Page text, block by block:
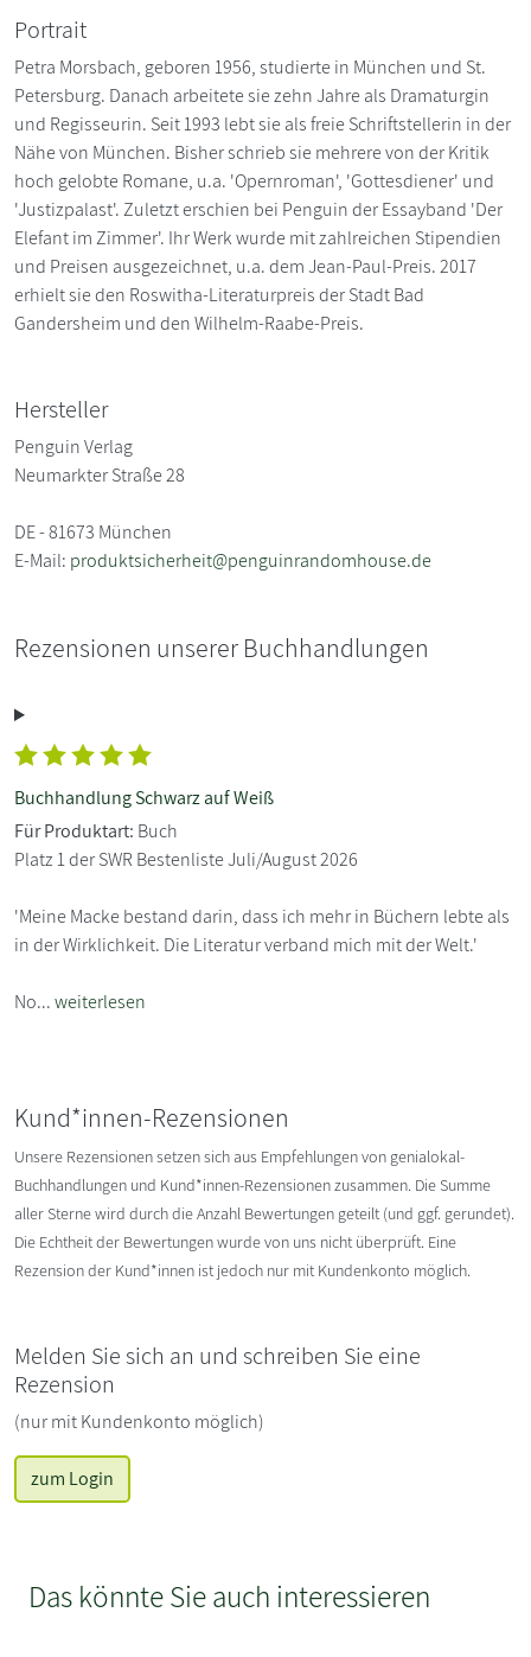
Portrait
Petra Morsbach, geboren 1956, studierte in München und St.
Petersburg. Danach arbeitete sie zehn Jahre als Dramaturgin
und Regisseurin. Seit 1993 lebt sie als freie Schriftstellerin in der
Nähe von München. Bisher schrieb sie mehrere von der Kritik
hoch gelobte Romane, u.a. 'Opernroman', 'Gottesdiener' und
'Justizpalast'. Zuletzt erschien bei Penguin der Essayband 'Der
Elefant im Zimmer'. Ihr Werk wurde mit zahlreichen Stipendien
und Preisen ausgezeichnet, u.a. dem Jean-Paul-Preis. 2017
erhielt sie den Roswitha-Literaturpreis der Stadt Bad
Gandersheim und den Wilhelm-Raabe-Preis.
Hersteller
Penguin Verlag
Neumarkter Straße 28
DE - 81673 München
E-Mail: produktsicherheit@penguinrandomhouse.de
Rezensionen unserer Buchhandlungen
Buchhandlung Schwarz auf Weiß
Für Produktart: Buch
Platz 1 der SWR Bestenliste Juli/August 2026
'Meine Macke bestand darin, dass ich mehr in Büchern lebte als
in der Wirklichkeit. Die Literatur verband mich mit der Welt.'
No...weiterlesen
Kund*innen-Rezensionen
Unsere Rezensionen setzen sich aus Empfehlungen von genialokal-
Buchhandlungen und Kund*innen-Rezensionen zusammen. Die Summe
aller Sterne wird durch die Anzahl Bewertungen geteilt (und ggf. gerundet).
Die Echtheit der Bewertungen wurde von uns nicht überprüft. Eine
Rezension der Kund*innen ist jedoch nur mit Kundenkonto möglich.
Melden Sie sich an und schreiben Sie eine
Rezension
(nur mit Kundenkonto möglich)
zum Login
Das könnte Sie auch interessieren